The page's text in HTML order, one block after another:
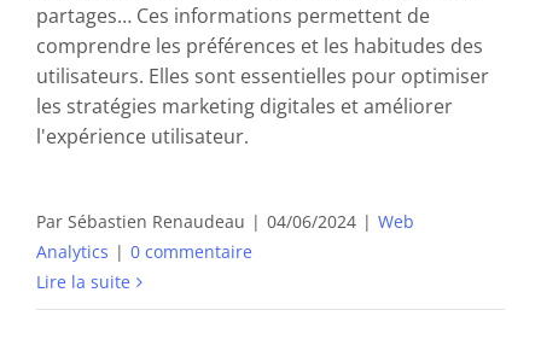
partages… Ces informations permettent de
comprendre les préférences et les habitudes des
utilisateurs. Elles sont essentielles pour optimiser
les stratégies marketing digitales et améliorer
l'expérience utilisateur.
Par Sébastien Renaudeau | 04/06/2024 | Web
Analytics | 0 commentaire
Lire la suite